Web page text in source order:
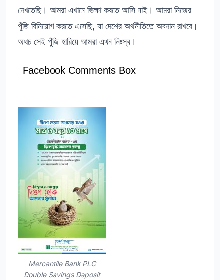
দেখতেছি। আমরা এখানে ভিক্ষা করতে আসি নাই। আমরা নিজের
পুঁজি বিনিয়োগ করতে এসেছি, যা দেশের অর্থনীতিতে অবদান রাখবে।
অথচ সেই পুঁজি হারিয়ে আমরা এখন নিঃস্ব।
Facebook Comments Box
Mercantile Bank PLC
Double Savings Deposit